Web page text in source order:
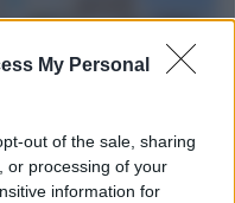
My Personal
out of the sale, sharing
or processing of your
information for
mentre è in
Ricoverata